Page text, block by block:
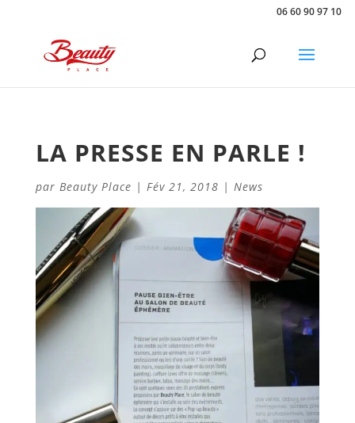
06 60 90 97 10
LA PRESSE EN PARLE !
par Beauty Place | Fév 21, 2018 | News